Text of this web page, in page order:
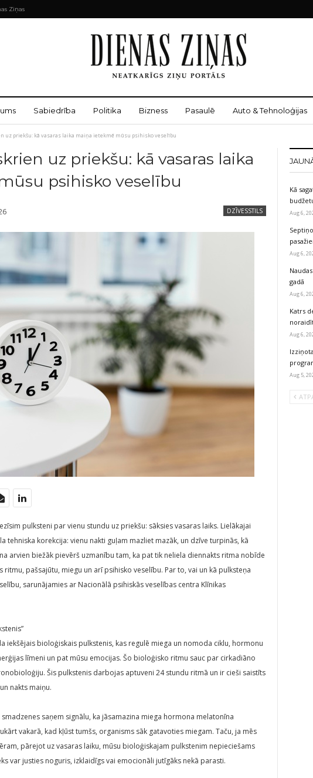
Ziņas
Sabiedrība Politika Bizness Pasaulē Auto & Tehnoloģijas
uz priekšu: kā vasaras laika maiņa ietekmē mūsu psihisko veselību
uz priekšu: kā vasaras laika
psihisko veselību
DZĪVESSTILS
pulksteni par vienu stundu uz priekšu: sāksies vasaras laiks. Lielākajai
tehniska korekcija: vienu nakti guļam mazliet mazāk, un dzīve turpinās, kā
arvien biežāk pievērš uzmanību tam, ka pat tik neliela diennakts ritma nobīde
pašsajūtu, miegu un arī psihisko veselību. Par to, vai un kā pulksteņa
sarunājamies ar Nacionālā psihiskās veselības centra Klīnikas
iekšējais bioloģiskais pulkstenis, kas regulē miega un nomoda ciklu, hormonu
līmeni un pat mūsu emocijas. Šo bioloģisko ritmu sauc par cirkadiāno
Šis pulkstenis darbojas aptuveni 24 stundu ritmā un ir cieši saistīts
nakts maiņu.
saņem signālu, ka jāsamazina miega hormona melatonīna
vakarā, kad kļūst tumšs, organisms sāk gatavoties miegam. Taču, ja mēs
pārejot uz vasaras laiku, mūsu bioloģiskajam pulkstenim nepieciešams
var justies noguris, izklaidīgs vai emocionāli jutīgāks nekā parasti.
Kā
Aug 6,
Aug 6,
gadā
Aug 6,
Katrs
Aug 6,
Aug 5,